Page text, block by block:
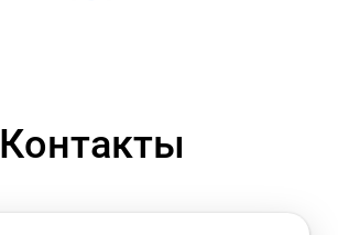
Контакты